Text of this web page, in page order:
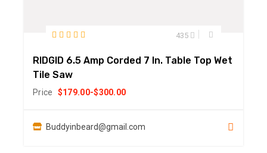
435
RIDGID 6.5 Amp Corded 7 In. Table Top Wet
Tile Saw
Price $179.00-$300.00
Buddyinbeard@gmail.com